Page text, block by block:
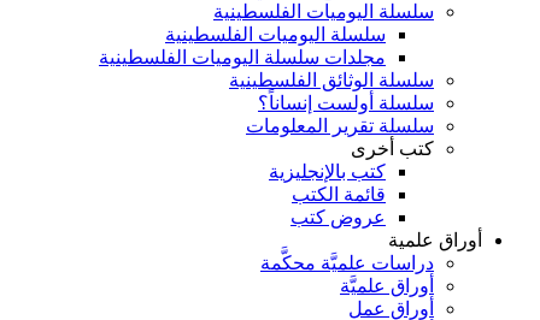
سلسلة اليوميات الفلسطينية
سلسلة اليوميات الفلسطينية
مجلدات سلسلة اليوميات الفلسطينية
سلسلة الوثائق الفلسطينية
سلسلة أولست إنساناً؟
سلسلة تقرير المعلومات
كتب أخرى
كتب بالإنجليزية
قائمة الكتب
عروض كتب
أوراق علمية
دراسات علميَّة محكَّمة
أوراق علميَّة
أوراق عمل